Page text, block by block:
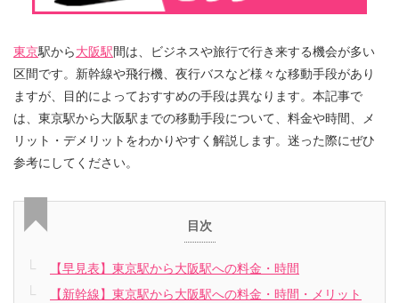
東京駅から 大阪駅 間は、ビジネスや旅行で行き来する機会が多い
区間です。新幹線や飛行機、夜行バスなど様々な移動手段があり
ますが、目的によっておすすめの手段は異なります。本記事で
は、東京駅から大阪駅までの移動手段について、料金や時間、メ
リット・デメリットをわかりやすく解説します。迷った際にぜひ
参考にしてください。
目次
【早見表】東京駅から大阪駅への料金・時間
【新幹線】東京駅から大阪駅への料金・時間・メリット